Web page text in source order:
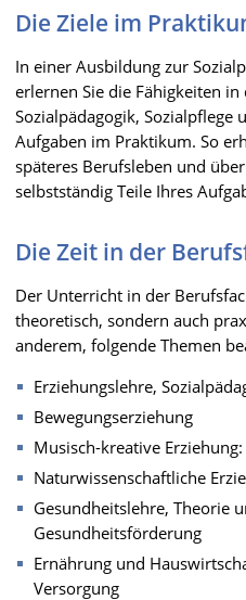
Die Ziele im
In einer Ausbildung zur
erlernen Sie die Fähigkeiten
Sozialpädagogik, Sozialpflege
Aufgaben im Praktikum. So
späteres Berufsleben und
selbstständig Teile Ihres
Die Zeit in der
Der Unterricht in der
theoretisch, sondern auch
anderem, folgende Themen
Erziehungslehre,
Bewegungserziehung
Musisch-kreative
Naturwissenschaftliche
Gesundheitslehre, Theorie
Gesundheitsförderung
Ernährung und
Versorgung